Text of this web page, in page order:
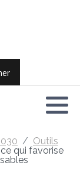
Outils
qui favorise